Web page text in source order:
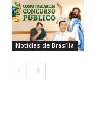
Notícias de Brasília